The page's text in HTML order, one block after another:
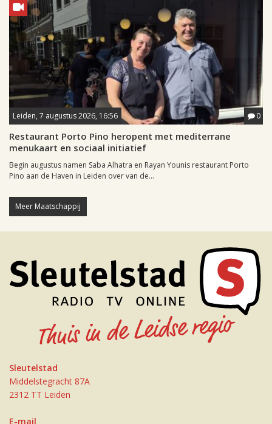
Leiden, 7 augustus 2026, 16:56 0
Restaurant Porto Pino heropent met mediterrane
menukaart en sociaal initiatief
Begin augustus namen Saba Alhatra en Rayan Younis restaurant Porto
Pino aan de Haven in Leiden over van de...
Meer Maatschappij
Sleutelstad
Middelstegracht 87A
2312 TT Leiden
E-mail